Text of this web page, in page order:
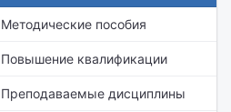
Методические пособия
Повышение квалификации
Преподаваемые дисциплины